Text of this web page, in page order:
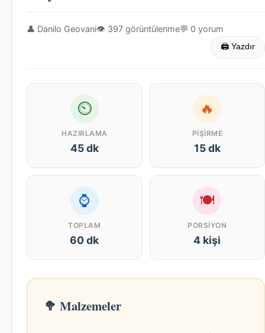
👤 Danilo Geovani👁 397 görüntülenme💬 0 yorum
🖨 Yazdır
⏲
HAZIRLAMA
45 dk
🔥
PIŞIRME
15 dk
⌚
TOPLAM
60 dk
🍽
PORSIYON
4 kişi
🥦 Malzemeler